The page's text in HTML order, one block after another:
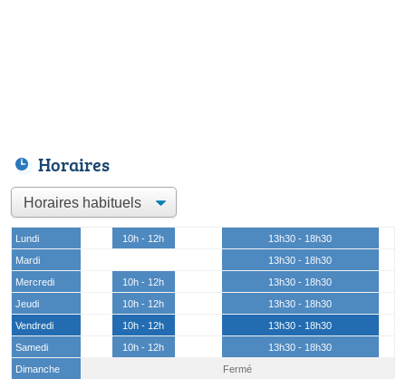
Horaires
Lundi 10h - 12h
13h30 - 18h30
Mardi
13h30 - 18h30
Mercredi
10h - 12h
13h30 - 18h30
Jeudi
10h - 12h
13h30 - 18h30
Vendredi
10h - 12h
13h30 - 18h30
Samedi
10h - 12h
13h30 - 18h30
Dimanche
Fermé